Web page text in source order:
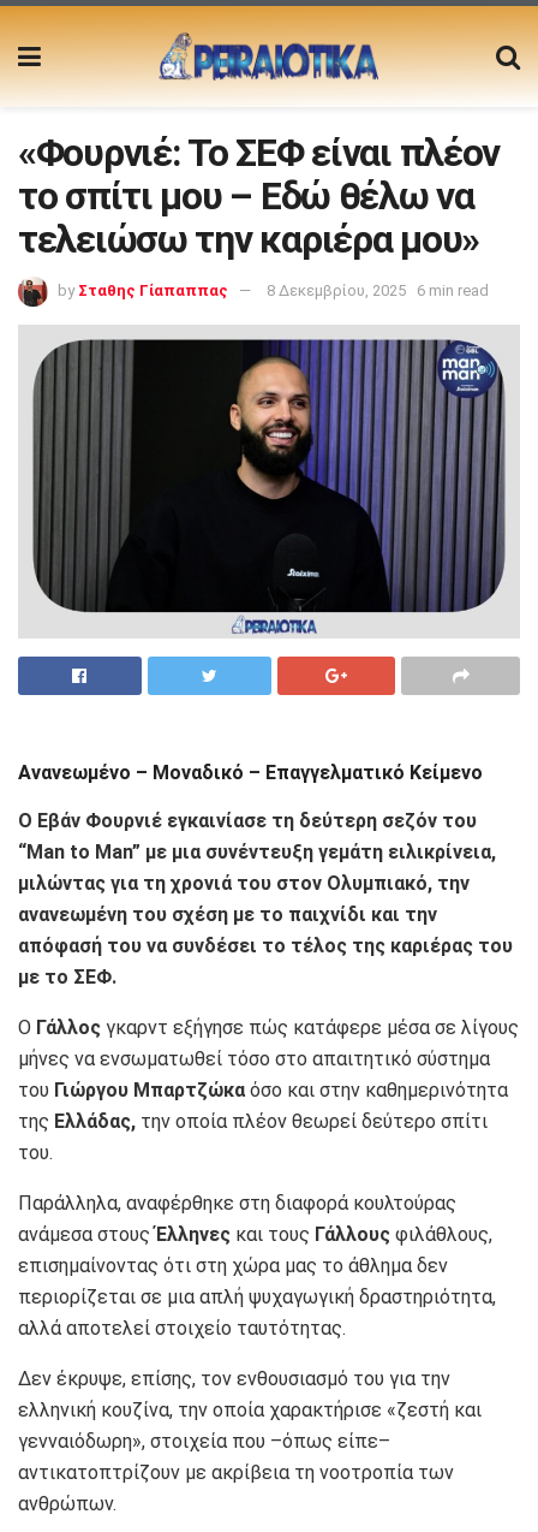
«Φουρνιέ: Το ΣΕΦ είναι πλέον
το σπίτι μου – Εδώ θέλω να
τελειώσω την καριέρα μου»
by Σταθης Γίαπαππας 8 Δεκεμβρίου, 2025 6 min read
Ανανεωμένο – Μοναδικό – Επαγγελματικό Κείμενο
Ο Εβάν Φουρνιέ εγκαινίασε τη δεύτερη σεζόν του
“Man to Man” με μια συνέντευξη γεμάτη ειλικρίνεια,
μιλώντας για τη χρονιά του στον Ολυμπιακό, την
ανανεωμένη του σχέση με το παιχνίδι και την
απόφασή του να συνδέσει το τέλος της καριέρας του
με το ΣΕΦ.
Ο Γάλλος γκαρντ εξήγησε πώς κατάφερε μέσα σε λίγους
μήνες να ενσωματωθεί τόσο στο απαιτητικό σύστημα
του Γιώργου Μπαρτζώκα όσο και στην καθημερινότητα
της Ελλάδας, την οποία πλέον θεωρεί δεύτερο σπίτι
του.
Παράλληλα, αναφέρθηκε στη διαφορά κουλτούρας
ανάμεσα στουςΈλληνες και τους Γάλλους φιλάθλους,
επισημαίνοντας ότι στη χώρα μας το άθλημα δεν
περιορίζεται σε μια απλή ψυχαγωγική δραστηριότητα,
αλλά αποτελεί στοιχείο ταυτότητας.
Δεν έκρυψε, επίσης, τον ενθουσιασμό του για την
ελληνική κουζίνα, την οποία χαρακτήρισε «ζεστή και
γενναιόδωρη», στοιχεία που –όπως είπε–
αντικατοπτρίζουν με ακρίβεια τη νοοτροπία των
ανθρώπων.